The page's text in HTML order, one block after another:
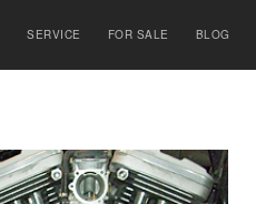
SERVICE FOR SALE BLOG